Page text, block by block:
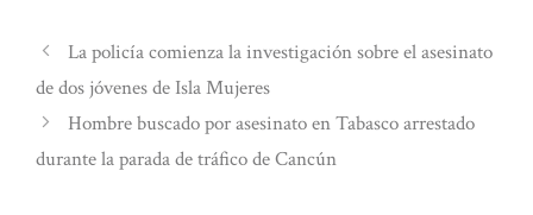
La policía comienza la investigación sobre el asesinato
de dos jóvenes de Isla Mujeres
Hombre buscado por asesinato en Tabasco arrestado
durante la parada de tráfico de Cancún